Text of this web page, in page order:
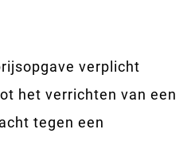
verplicht
het verrichten van een
tegen een